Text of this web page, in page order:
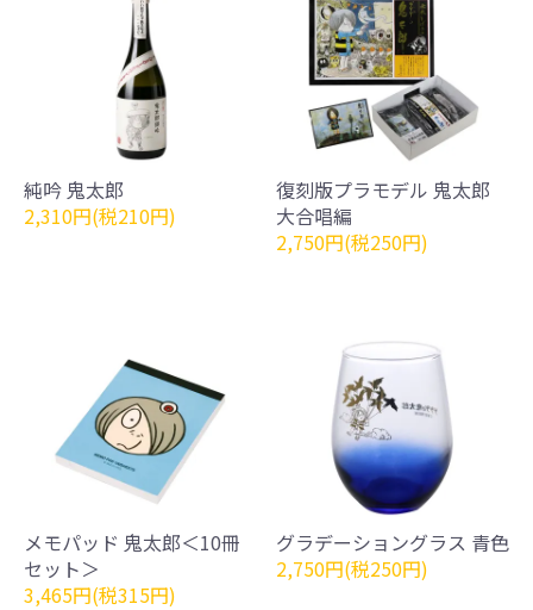
純吟 鬼太郎
2,310円(税210円)
復刻版プラモデル 鬼太郎
大合唱編
2,750円(税250円)
メモパッド 鬼太郎＜10冊
セット＞
3,465円(税315円)
グラデーショングラス 青色
2,750円(税250円)